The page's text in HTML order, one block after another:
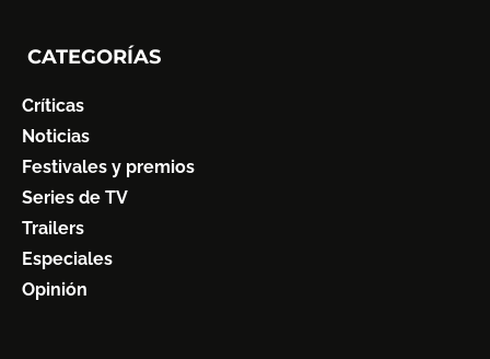
CATEGORÍAS
Críticas
Noticias
Festivales y premios
Series de TV
Trailers
Especiales
Opinión